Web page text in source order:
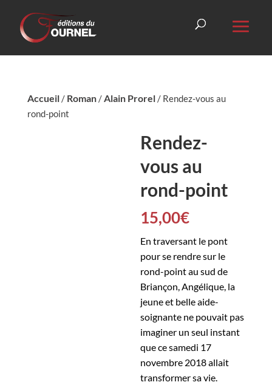
Accueil/ Roman/Alain Prorel/ Rendez-vous au
rond-point
Rendez-
vous au
rond-point
15,00€
En traversant le pont
pour se rendre sur le
rond-point au sud de
Briançon, Angélique, la
jeune et belle aide-
soignante ne pouvait pas
imaginer un seul instant
que ce samedi 17
novembre 2018 allait
transformer sa vie.